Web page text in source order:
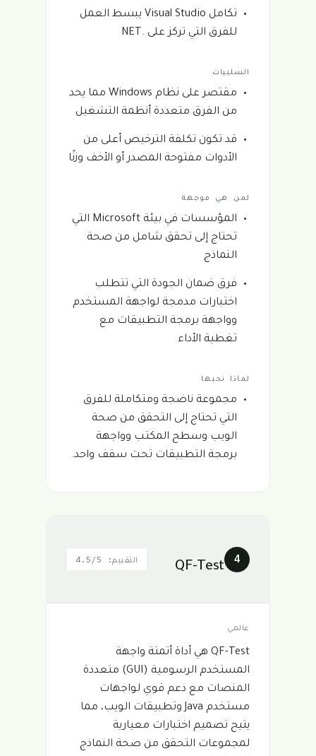
تكامل Visual Studio يبسط العمل
للفرق التي تركز على .NET
السلبيات
مقتصر على نظام Windows مما يحد
من الفرق متعددة أنظمة التشغيل
قد تكون تكلفة الترخيص أعلى من
الأدوات مفتوحة المصدر أو الأخف وزنًا
لمن هي موجهة
المؤسسات في بيئة Microsoft التي
تحتاج إلى تحقق شامل من صحة
النماذج
فرق ضمان الجودة التي تتطلب
اختبارات مدمجة لواجهة المستخدم
وواجهة برمجة التطبيقات مع
تغطية الأداء
لماذا نحبها
مجموعة ناضجة ومتكاملة للفرق
التي تحتاج إلى التحقق من صحة
الويب وسطح المكتب وواجهة
برمجة التطبيقات تحت سقف واحد.
4
QF-Test
التقييم: 4.5/5
عالمي
QF-Test هي أداة أتمتة واجهة
المستخدم الرسومية (GUI) متعددة
المنصات مع دعم قوي لواجهات
مستخدم Java وتطبيقات الويب، مما
يتيح تصميم اختبارات معيارية
لمجموعات التحقق من صحة النماذج